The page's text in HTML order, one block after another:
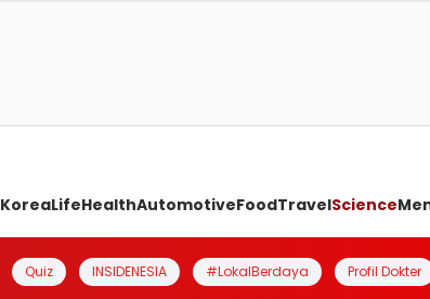
KoreaLifeHealthAutomotiveFoodTravelScience
Quiz INSIDENESIA #LokalBerdaya Profil Dokter